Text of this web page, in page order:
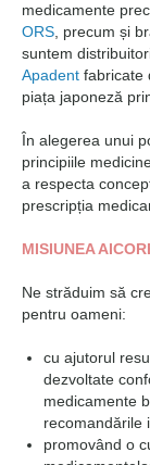
medicamente
ORS, precum și
suntem
Apadent fabricate
piața japoneză
În alegerea unui
principiile
a respecta
prescripția
MISIUNEA
Ne străduim să
pentru oameni:
cu ajutorul
dezvoltate
medicamente
recomandările
promovând o